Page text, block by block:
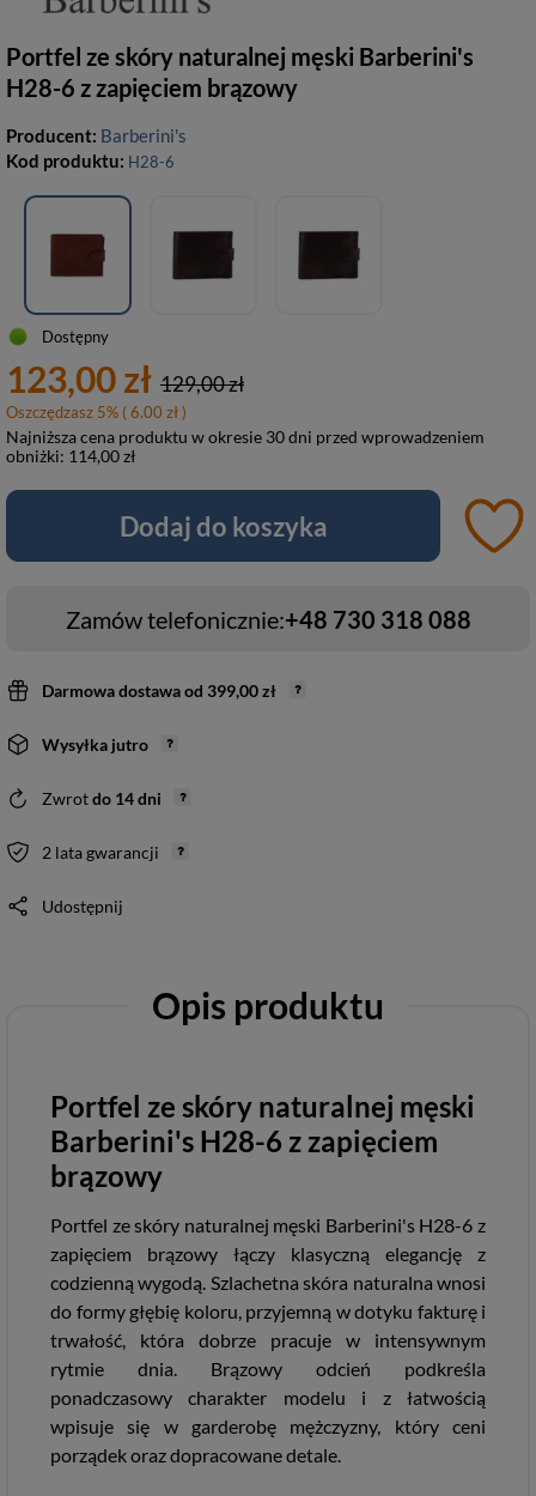
Portfel ze skóry naturalnej męski Barberini's
H28-6 z zapięciem brązowy
Producent: Barberini's
Kod produktu: H28-6
Dostępny
123,00 zł 129,00 zł
Oszczędzasz 5% ( 6.00 zł )
Najniższa cena produktu w okresie 30 dni przed wprowadzeniem
obniżki: 114,00 zł
Dodaj do koszyka
Zamów telefonicznie:+48 730 318 088
Darmowa dostawaod 399,00 zł
Wysyłka jutro
Zwrotdo 14dni
2 lata gwarancji
Udostępnij
Opis produktu
Portfel ze skóry naturalnej męski
Barberini's H28-6 z zapięciem
brązowy
Portfel ze skóry naturalnej męski Barberini's H28-6 z
zapięciem brązowy łączy klasyczną elegancję z
codzienną wygodą. Szlachetna skóra naturalna wnosi
do formy głębię koloru, przyjemną w dotyku fakturę i
trwałość, która dobrze pracuje w intensywnym
rytmie dnia. Brązowy odcień podkreśla
ponadczasowy charakter modelu i z łatwością
wpisuje się w garderobę mężczyzny, który ceni
porządek oraz dopracowane detale.